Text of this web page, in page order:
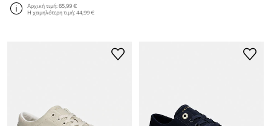
Αρχική τιμή:65,99 €
Η χαμηλότερη τιμή:44,99 €